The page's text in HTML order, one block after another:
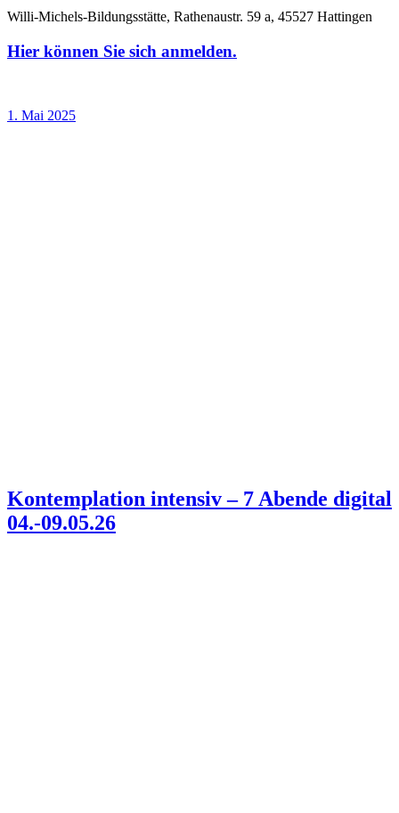
Willi-Michels-Bildungsstätte, Rathenaustr. 59 a, 45527 Hattingen
Hier können Sie sich anmelden.
1. Mai 2025
Kontemplation intensiv – 7 Abende digital
04.-09.05.26